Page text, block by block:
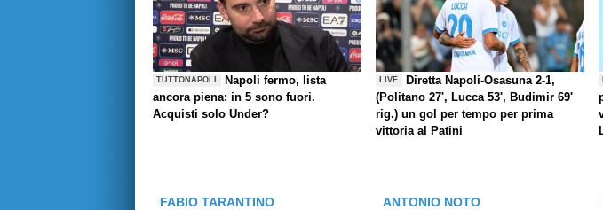
TUTTONAPOLI
Napoli fermo, lista
ancora piena: in 5 sono fuori.
Acquisti solo Under?
LIVE
Diretta Napoli-Osasuna 2-1,
(Politano 27', Lucca 53', Budimir 69'
rig.) un gol per tempo per prima
vittoria al Patini
FABIO TARANTINO ANTONIO NOTO